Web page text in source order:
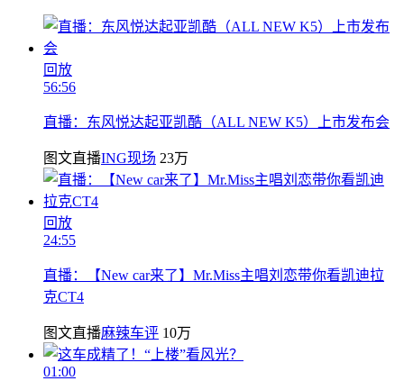
回放
56:56
直播：东风悦达起亚凯酷（ALL NEW K5）上市发布会
图文直播ING现场 23万
回放
24:55
直播：【New car来了】Mr.Miss主唱刘恋带你看凯迪拉
克CT4
图文直播麻辣车评 10万
01:00